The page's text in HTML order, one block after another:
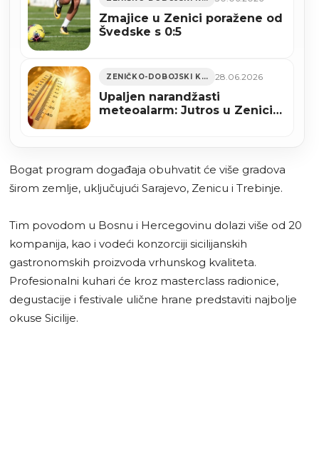
Zmajice u Zenici poražene od
Švedske s 0:5
ZENIČKO-DOBOJSKI KANTON 28.06.2026
Upaljen narandžasti
meteoalarm: Jutros u Zenici
Bogat program događaja obuhvatit će više gradova
širom zemlje, uključujući Sarajevo, Zenicu i Trebinje.
Tim povodom u Bosnu i Hercegovinu dolazi više od 20
kompanija, kao i vodeći konzorciji sicilijanskih
gastronomskih proizvoda vrhunskog kvaliteta.
Profesionalni kuhari će kroz masterclass radionice,
degustacije i festivale ulične hrane predstaviti najbolje
okuse Sicilije.